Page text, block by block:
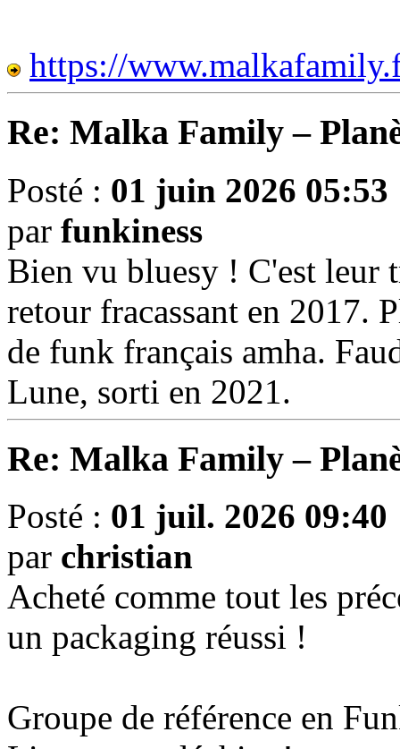
https://
Re: Malka Family –
Posté : 01 juin 2026 05:53
par funkiness
Bien vu bluesy ! C'est leur
retour fracassant en 2017.
de funk français amha.
Lune, sorti en 2021.
Re: Malka Family –
Posté : 01 juil. 2026 09:40
par christian
Acheté comme tout les
un packaging réussi !
Groupe de référence en